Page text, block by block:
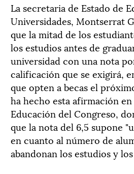
La secretaria de Estado de
Universidades, Montserrat
que la mitad de los
los estudios antes de
universidad con una nota
calificación que se exigirá,
que opten a becas el
ha hecho esta afirmación
Educación del Congreso,
que la nota del 6,5 supone
en cuanto al número de
abandonan los estudios y